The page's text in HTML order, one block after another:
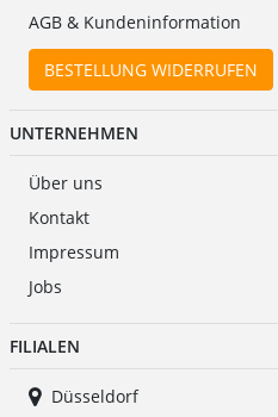
AGB & Kundeninformation
BESTELLUNG WIDERRUFEN
UNTERNEHMEN
Über uns
Kontakt
Impressum
Jobs
FILIALEN
Düsseldorf